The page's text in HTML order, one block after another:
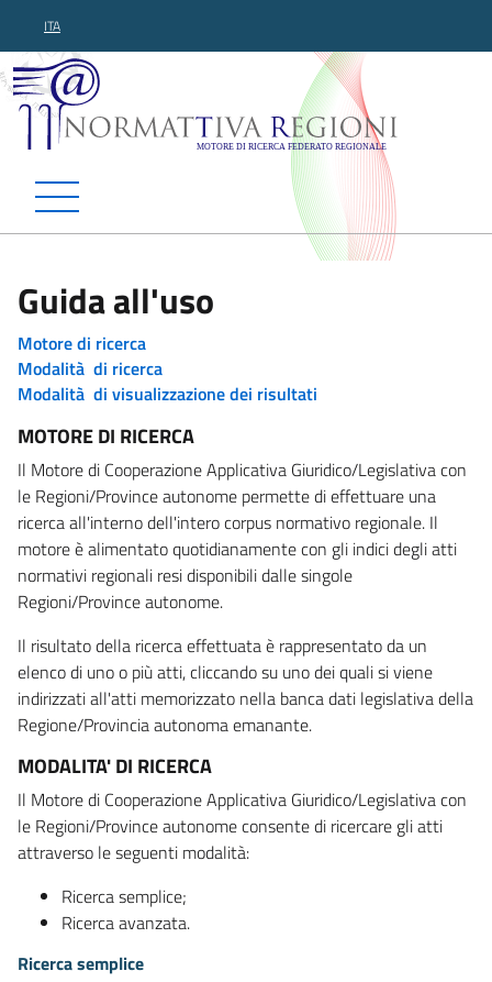
ITA
Normattiva Regioni -
Guida all'uso
Motore di ricerca
Modalità di ricerca
Modalità di visualizzazione dei risultati
MOTORE DI RICERCA
Il Motore di Cooperazione Applicativa Giuridico/Legislativa con
le Regioni/Province autonome permette di effettuare una
ricerca all'interno dell'intero corpus normativo regionale. Il
motore è alimentato quotidianamente con gli indici degli atti
normativi regionali resi disponibili dalle singole
Regioni/Province autonome.
Il risultato della ricerca effettuata è rappresentato da un
elenco di uno o più atti, cliccando su uno dei quali si viene
indirizzati all'atti memorizzato nella banca dati legislativa della
Regione/Provincia autonoma emanante.
MODALITA' DI RICERCA
Il Motore di Cooperazione Applicativa Giuridico/Legislativa con
le Regioni/Province autonome consente di ricercare gli atti
attraverso le seguenti modalità:
Ricerca semplice;
Ricerca avanzata.
Ricerca semplice